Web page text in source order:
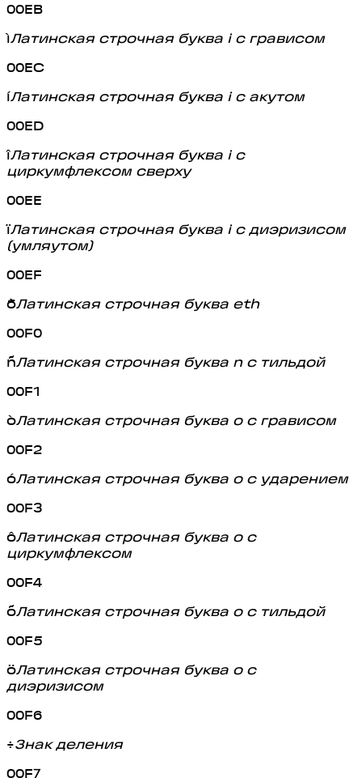
00EB
ìЛатинская строчная буква i с грависом
00EC
íЛатинская строчная буква i с акутом
00ED
îЛатинская строчная буква i с
циркумфлексом сверху
00EE
ïЛатинская строчная буква i с диэризисом
(умляутом)
00EF
ðЛатинская строчная буква eth
00F0
ñЛатинская строчная буква n с тильдой
00F1
òЛатинская строчная буква o с грависом
00F2
óЛатинская строчная буква o с ударением
00F3
ôЛатинская строчная буква o с
циркумфлексом
00F4
õЛатинская строчная буква o с тильдой
00F5
öЛатинская строчная буква o с
диэризисом
00F6
÷Знак деления
00F7